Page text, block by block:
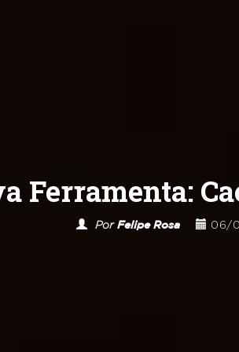
Ferramenta:
PorFelipe Rosa 06/